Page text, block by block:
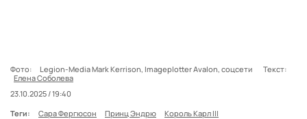
Фото: Legion-Media Mark Kerrison, Imageplotter Avalon, соцсети
Текст:
Елена Соболева
23.10.2025 / 19:40
Теги:
Сара Фергюсон Принц Эндрю Король Карл III